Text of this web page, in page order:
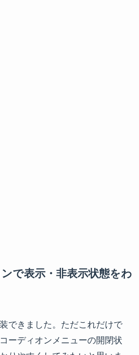
で表示・非表示状態をわ
できました。ただこれだけで
ーディオンメニューの開閉状